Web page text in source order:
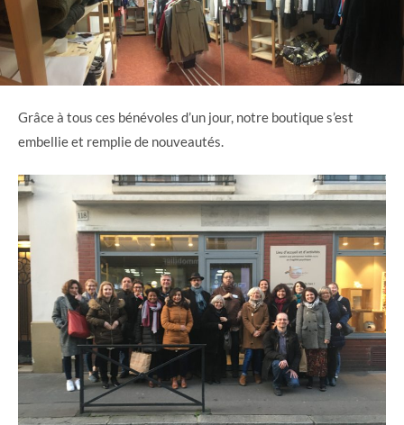
Grâce à tous ces bénévoles d’un jour, notre boutique s’est
embellie et remplie de nouveautés.